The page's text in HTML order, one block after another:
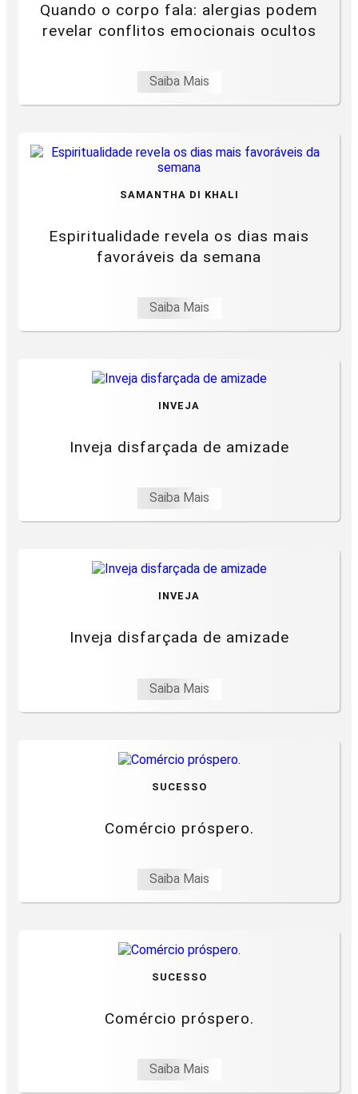
Quando o corpo fala: alergias podem
revelar conflitos emocionais ocultos
Saiba Mais
SAMANTHA DI KHALI
Espiritualidade revela os dias mais
favoráveis da semana
Saiba Mais
INVEJA
Inveja disfarçada de amizade
Saiba Mais
INVEJA
Inveja disfarçada de amizade
Saiba Mais
SUCESSO
Comércio próspero.
Saiba Mais
SUCESSO
Comércio próspero.
Saiba Mais